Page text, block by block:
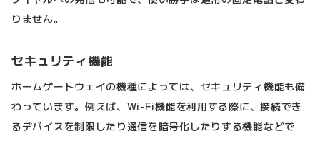
りません。
セキュリティ機能
ホームゲートウェイの機種によっては、セキュリティ機能も備
わっています。例えば、Wi-Fi機能を利用する際に、接続でき
るデバイスを制限したり通信を暗号化したりする機能などで